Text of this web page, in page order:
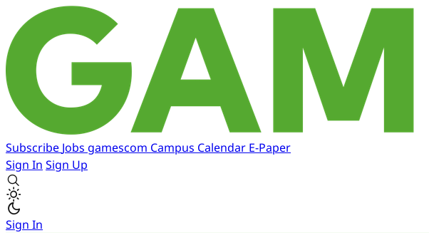
Subscribe Jobs gamescom Campus Calendar E-Paper
Sign In Sign Up
Sign In